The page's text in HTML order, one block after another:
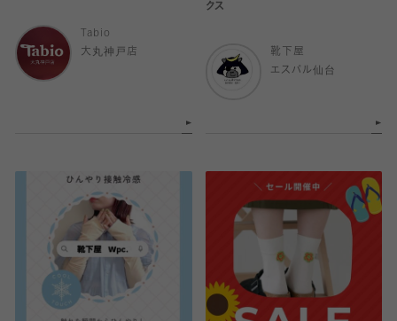
Tabio
大丸神戸店
クス
靴下屋
エスパル仙台